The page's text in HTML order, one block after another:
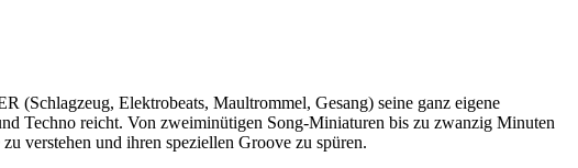
Elektrobeats, Maultrommel, Gesang) seine ganz eigene
Techno reicht. Von zweiminütigen Song-Miniaturen bis zu zwanzig Minuten
verstehen und ihren speziellen Groove zu spüren.